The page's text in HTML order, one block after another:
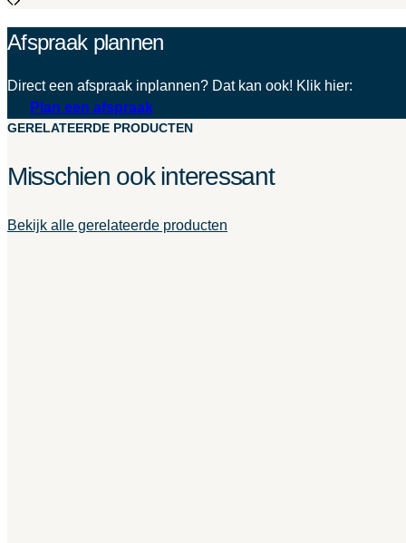
Afspraak plannen
Direct een afspraak inplannen? Dat kan ook! Klik hier:
Plan een afspraak
GERELATEERDE PRODUCTEN
Misschien ook interessant
Bekijk alle gerelateerde producten